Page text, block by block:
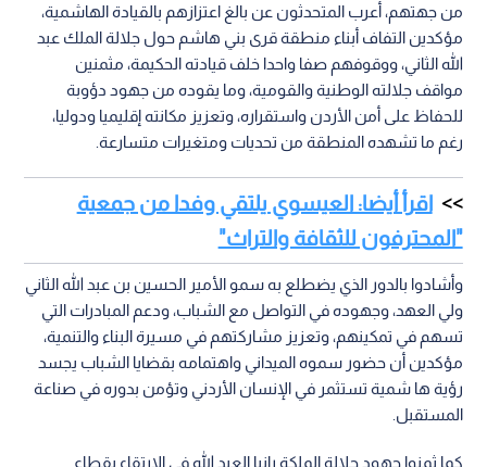
من جهتهم، أعرب المتحدثون عن بالغ اعتزازهم بالقيادة الهاشمية،
مؤكدين التفاف أبناء منطقة قرى بني هاشم حول جلالة الملك عبد
الله الثاني، ووقوفهم صفا واحدا خلف قيادته الحكيمة، مثمنين
مواقف جلالته الوطنية والقومية، وما يقوده من جهود دؤوبة
للحفاظ على أمن الأردن واستقراره، وتعزيز مكانته إقليميا ودوليا،
رغم ما تشهده المنطقة من تحديات ومتغيرات متسارعة.
اقرأ أيضا: العيسوي يلتقي وفدا من جمعية
"المحترفون للثقافة والتراث"
وأشادوا بالدور الذي يضطلع به سمو الأمير الحسين بن عبد الله الثاني
ولي العهد، وجهوده في التواصل مع الشباب، ودعم المبادرات التي
تسهم في تمكينهم، وتعزيز مشاركتهم في مسيرة البناء والتنمية،
مؤكدين أن حضور سموه الميداني واهتمامه بقضايا الشباب يجسد
رؤية ها شمية تستثمر في الإنسان الأردني وتؤمن بدوره في صناعة
المستقبل.
كما ثمنوا جهود جلالة الملكة رانيا العبد الله في الارتقاء بقطاع